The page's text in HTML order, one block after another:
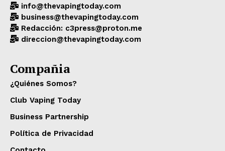
info@thevapingtoday.com
business@thevapingtoday.com
Redacción: c3press@proton.me
direccion@thevapingtoday.com
Compañia
¿Quiénes Somos?
Club Vaping Today
Business Partnership
Política de Privacidad